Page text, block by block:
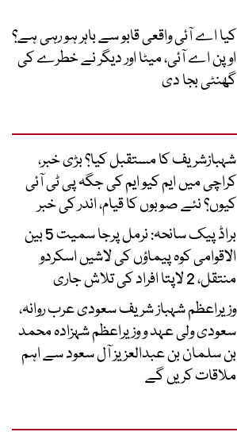
کیا اے آئی واقعی قابو سے باہر ہو رہی ہے؟
اوپن اے آئی، میٹا اور دیگر نے خطرے کی
گھنٹی بجا دی
شہبازشریف کا مستقبل کیا؟ بڑی خبر،
کراچی میں ایم کیو ایم کی جگہ پی ٹی آئی
کیوں؟ نئے صوبوں کا قیام، اندر کی خبر
براڈ پیک سانحہ: نرمل پرجا سمیت 5 بین
الاقوامی کوہ پیماؤں کی لاشیں اسکردو
منتقل، 2 لاپتا افراد کی تلاش جاری
وزیراعظم شہباز شریف سعودی عرب روانہ،
سعودی ولی عہد و وزیراعظم شہزادہ محمد
بن سلمان بن عبدالعزیز آل سعود سے اہم
ملاقات کریں گے